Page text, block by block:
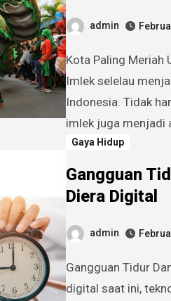
admin
Kota Paling Meriah Untuk Meryakan Imlek Di Indonesia. Perayaan
Imlek selelau
Indonesia. Tidak
imlek juga menjadi
Gaya Hidup
Gangguan
Diera Digital
admin
Gangguan Tidur Dan Adaptasi Pola Hidup Diera Digital. Diera
digital saat ini,